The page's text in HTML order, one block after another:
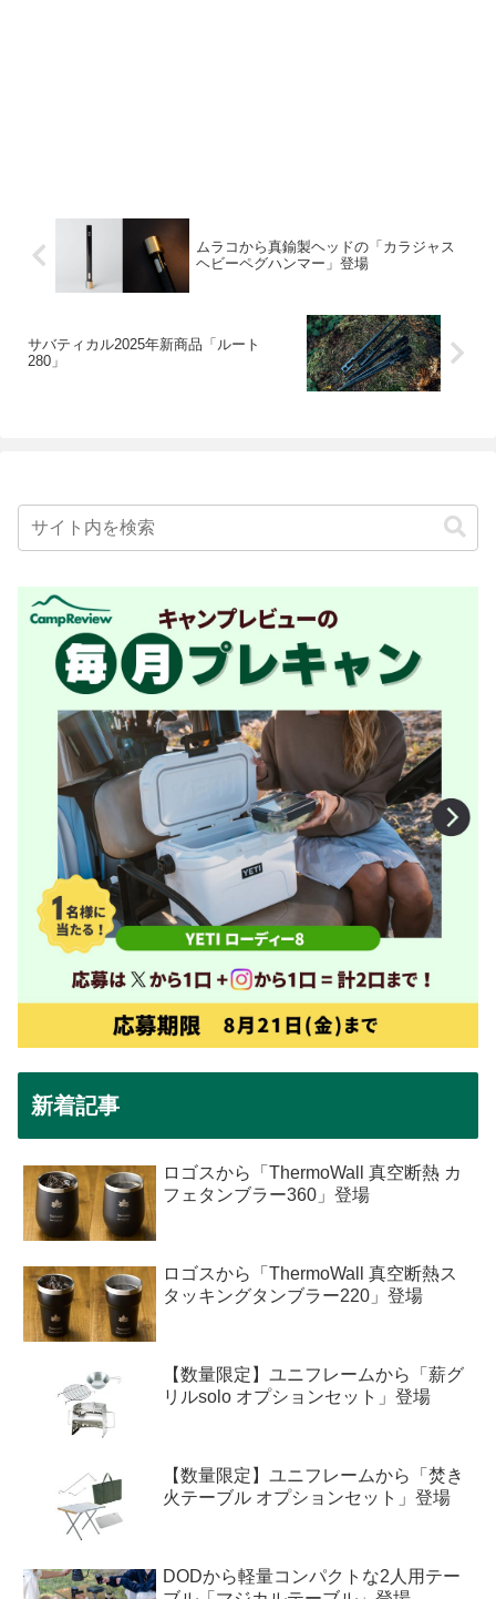
ムラコから真鍮製ヘッドの「カラジャス
ヘビーペグハンマー」登場
サバティカル2025年新商品「ルート
280」
新着記事
ロゴスから「ThermoWall 真空断熱 カ
フェタンブラー360」登場
ロゴスから「ThermoWall 真空断熱ス
タッキングタンブラー220」登場
【数量限定】ユニフレームから「薪グ
リルsolo オプションセット」登場
【数量限定】ユニフレームから「焚き
火テーブル オプションセット」登場
DODから軽量コンパクトな2人用テー